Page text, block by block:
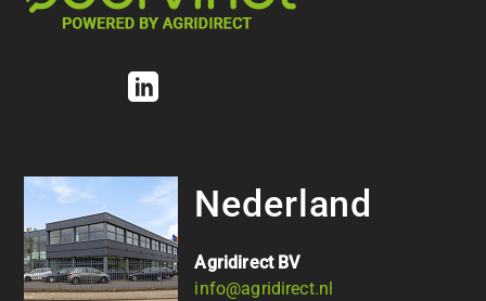
Nederland
Agridirect BV
info@agridirect.nl